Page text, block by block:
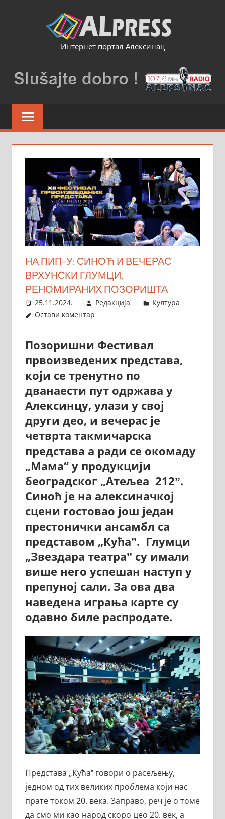
Интернет портал Алексинац
НА ПИП-У: СИНОЋ И ВЕЧЕРАС
ВРХУНСКИ ГЛУМЦИ,
РЕНОМИРАНИХ ПОЗОРИШТА
25.11.2024. Редакција
Култура
Остави коментар
Позоришни Фестивал
првоизведених представа,
који се тренутно по
дванаести пут одржава у
Алексинцу, улази у свој
други део, и вечерас је
четврта такмичарска
представа а ради се окомаду
„Мама“ у продукцији
београдског „Атељеа 212ˮ.
Синоћ је на алексиначкој
сцени гостовао још један
престонички ансамбл са
представом „Кућаˮ. Глумци
„Звездара театраˮ су имали
више него успешан наступ у
препуној сали. За ова два
наведена играња карте су
одавно биле распродате.
Представа „Кућаˮ говори о расељењу,
једном од тих великих проблема који нас
прате током 20. века. Заправо, реч је о томе
да смо ми као народ скоро цео 20. век, а